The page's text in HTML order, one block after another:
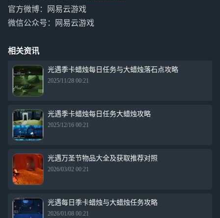
官方微博：网易云游戏
微信公众号：网易云游戏
相关资讯
光遇季卡蜡烛每日任务与大蜡烛落石点攻略
2025/11/28 00:21
光遇季卡蜡烛每日任务大蜡烛攻略
2025/12/16 00:21
光遇万圣节物品大全及获取推荐对照
2026/03/02 00:21
光遇每日季卡蜡烛与大蜡烛任务攻略
2026/01/08 00:21